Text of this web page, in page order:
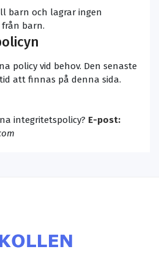
barn och lagrar ingen
barn.
policy vid behov. Den senaste
att finnas på denna sida.
integritetspolicy? E-post: